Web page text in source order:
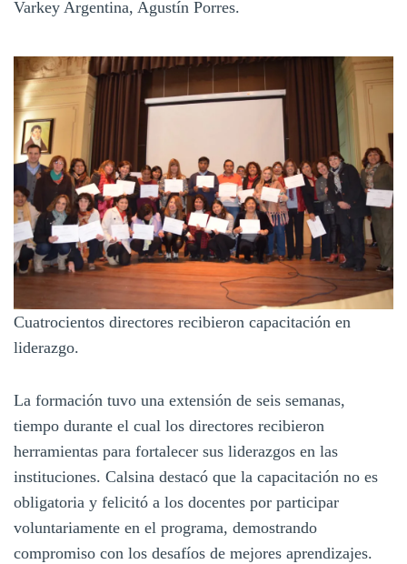
Varkey Argentina, Agustín Porres.
Cuatrocientos directores recibieron capacitación en
liderazgo.
La formación tuvo una extensión de seis semanas,
tiempo durante el cual los directores recibieron
herramientas para fortalecer sus liderazgos en las
instituciones. Calsina destacó que la capacitación no es
obligatoria y felicitó a los docentes por participar
voluntariamente en el programa, demostrando
compromiso con los desafíos de mejores aprendizajes.